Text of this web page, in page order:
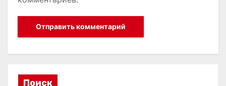
Поиск